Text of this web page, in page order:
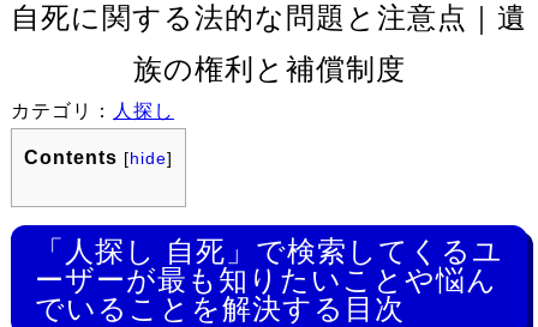
自死に関する法的な問題と注意点｜遺
族の権利と補償制度
カテゴリ： 人探し
Contents [hide]
「人探し 自死」で検索してくるユ
ーザーが最も知りたいことや悩ん
でいることを解決する目次